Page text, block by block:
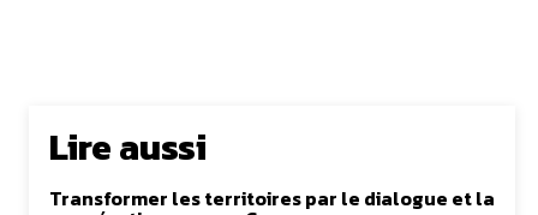
Lire aussi
Transformer les territoires par le dialogue et la